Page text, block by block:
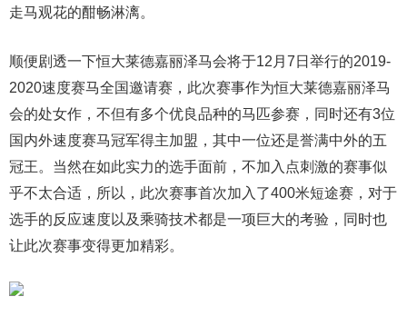
走马观花的酣畅淋漓。
顺便剧透一下恒大莱德嘉丽泽马会将于12月7日举行的2019-
2020速度赛马全国邀请赛，此次赛事作为恒大莱德嘉丽泽马
会的处女作，不但有多个优良品种的马匹参赛，同时还有3位
国内外速度赛马冠军得主加盟，其中一位还是誉满中外的五
冠王。当然在如此实力的选手面前，不加入点刺激的赛事似
乎不太合适，所以，此次赛事首次加入了400米短途赛，对于
选手的反应速度以及乘骑技术都是一项巨大的考验，同时也
让此次赛事变得更加精彩。